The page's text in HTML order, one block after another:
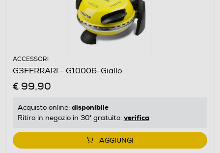
ACCESSORI
G3FERRARI - G10006-Giallo
€ 99,90
Acquisto online: disponibile
Ritiro in negozio in 30' gratuito: verifica
AGGIUNGI